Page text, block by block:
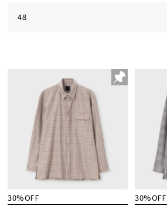
48
30%OFF
30%OFF